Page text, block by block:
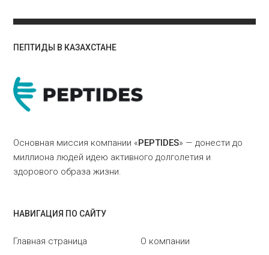
ПЕПТИДЫ В КАЗАХСТАНЕ
Основная миссия компании «PEPTIDES» — донести до
миллиона людей идею активного долголетия и
здорового образа жизни.
НАВИГАЦИЯ ПО САЙТУ
Главная страница
О компании